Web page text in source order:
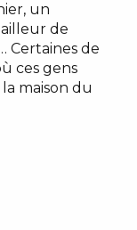
un
de
Certaines de
ces gens
maison du